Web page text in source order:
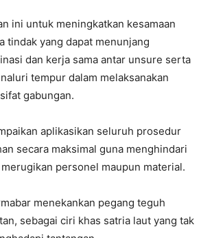
ini untuk meningkatkan kesamaan
tindak yang dapat menunjang
dan kerja sama antar unsure serta
tempur dalam melaksanakan
gabungan.
aplikasikan seluruh prosedur
secara maksimal guna menghindari
personel maupun material.
menekankan pegang teguh
sebagai ciri khas satria laut yang tak